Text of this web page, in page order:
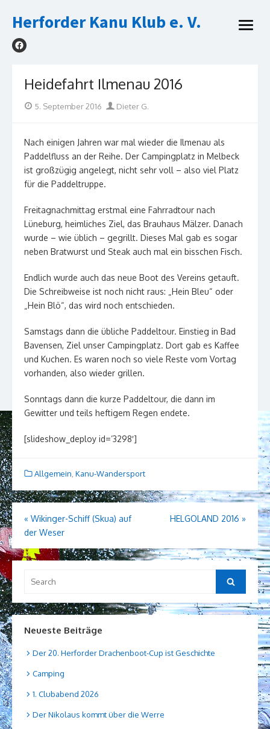
to
Herforder Kanu Klub e. V.
open
Heidefahrt Ilmenau 2016
Posted
5. September 2016 Author
Dieter G.
Nach einigen Jahren war mal wieder die Ilmenau als
Paddelfluss an der Reihe. Der Campingplatz in Melbeck
ist großzügig angelegt, nicht sehr voll – also viel Platz
für die Paddeltruppe.
Freitagnachmittag erstmal eine Fahrradtour nach
Lüneburg, heimliches Ziel, das Brauhaus Mälzer. Danach
wurde – wie üblich – gegrillt. Dieses Mal gab es sogar
neben Bratwurst und Steak auch mal ein bisschen Fisch.
Endlich wurde auch das neue Boot des Vereins getauft.
Die Schreibweise ist noch nicht raus: „Hein Bleu“ oder
„Hein Blö“, das wird noch entschieden.
Samstags dann die übliche Paddeltour. Einstieg in Bad
Bavensen, Ziel unser Campingplatz. Dort gab es Kaffee
und Kuchen. Es waren noch so viele Reste vom Vortag
vorhanden, also wieder grillen.
Sonntags dann die kurze Paddeltour, die dann im
Gewitter und teils heftigem Regen endete.
[slideshow_deploy id=’3298′]
Allgemein Kanu-Wandersport
Beitragsnavigation
« Wikinger-Schiff (Skua) auf
der Weser
HELGOLAND 2016 »
for:
Search
Neueste Beiträge
Der 20. Herforder Drachenboot-Cup ist Geschichte
Camping
1. Clubabend 2026
Der Nikolaus kommt über die Werre